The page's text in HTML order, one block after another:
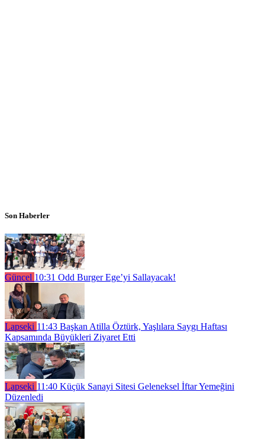
Son Haberler
Güncel 10:31 Odd Burger Ege’yi Sallayacak!
Lapseki 11:43 Başkan Atilla Öztürk, Yaşlılara Saygı Haftası
Kapsamında Büyükleri Ziyaret Etti
Lapseki 11:40 Küçük Sanayi Sitesi Geleneksel İftar Yemeğini
Düzenledi